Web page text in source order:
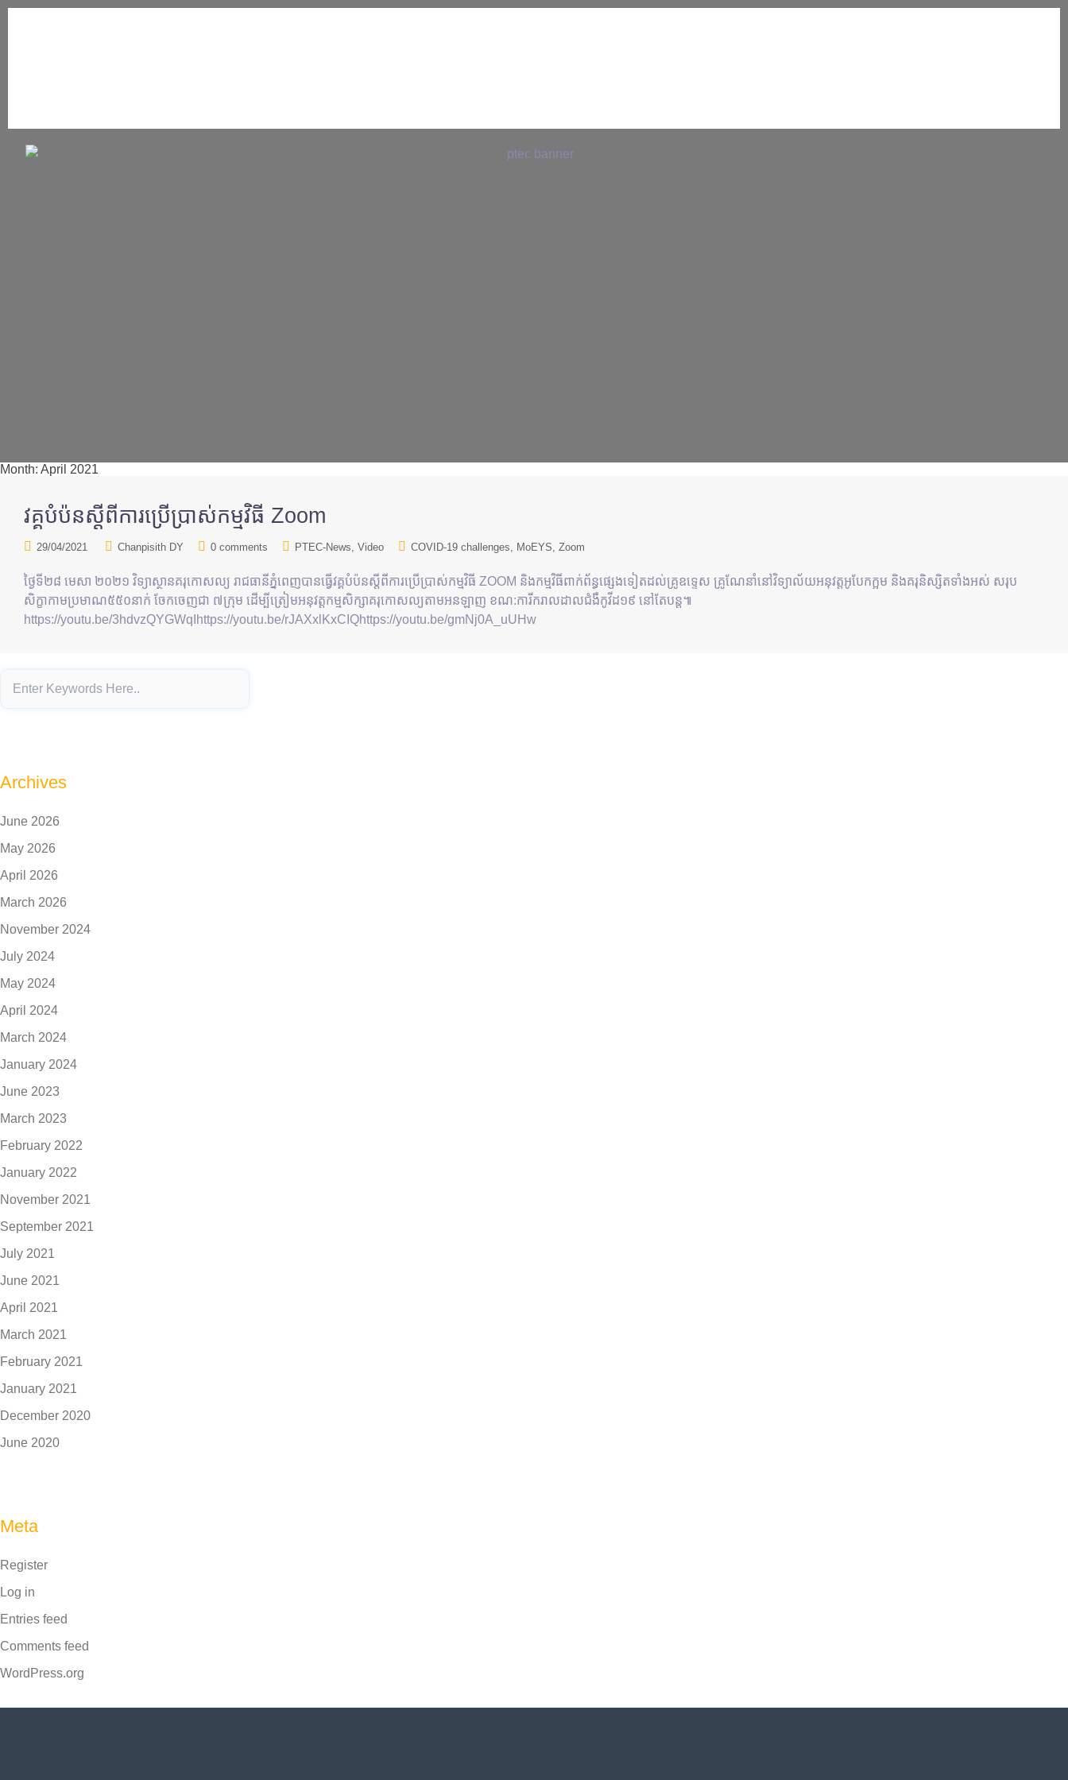
Month: April 2021
វគ្គបំប៉នស្តីពីការប្រើប្រាស់កម្មវិធី Zoom
29/04/2021 Chanpisith DY 0 comments PTEC-News Video COVID-19 challenges MoEYS Zoom
ថ្ងៃទី២៨ មេសា ២០២១ វិទ្យាស្ថានគរុកោសល្យ រាជធានីភ្នំពេញបានធ្វើវគ្គបំប៉នស្ដីពីការប្រើប្រាស់កម្មវិធី ZOOM និងកម្មវិធីពាក់ព័ន្ធផ្សេងទៀតដល់គ្រូឧទ្ទេស គ្រូណែនាំនៅវិទ្យាល័យអនុវត្តអូបែកក្អម និងគរុនិស្សិតទាំងអស់ សរុប
សិក្ខាកាមប្រមាណ៥៥០នាក់ ចែកចេញជា ៧ក្រុម ដើម្បីត្រៀមអនុវត្តកម្មសិក្សាគរុកោសល្យតាមអនឡាញ ខណ:ការីករាលដាលជំងឺកូវីដ១៩ នៅតែបន្ត៕
https://youtu.be/3hdvzQYGWqIhttps://youtu.be/rJAXxlKxCIQhttps://youtu.be/gmNj0A_uUHw
Archives
June 2026
May 2026
April 2026
March 2026
November 2024
July 2024
May 2024
April 2024
March 2024
January 2024
June 2023
March 2023
February 2022
January 2022
November 2021
September 2021
July 2021
June 2021
April 2021
March 2021
February 2021
January 2021
December 2020
June 2020
Meta
Register
Log in
Entries feed
Comments feed
WordPress.org